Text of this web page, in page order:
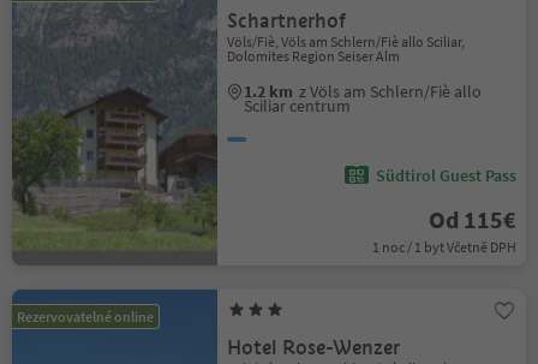
Schartnerhof
Völs/Fiè, Völs am Schlern/Fiè allo Sciliar,
Dolomites Region Seiser Alm
1.2 km z Völs am Schlern/Fiè allo
Sciliar centrum
Südtirol Guest Pass
Od 115€
1 noc / 1 byt Včetně DPH
Rezervovatelné online
Hotel Rose-Wenzer